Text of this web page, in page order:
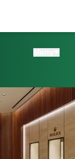
Tag Heuer